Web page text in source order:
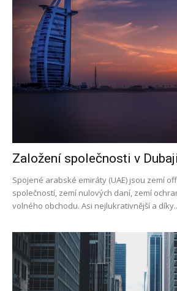
Založení společnosti v Dubaji
Spojené arabské emiráty (UAE) jsou zemí
společností, zemí nulových daní, zemí
volného obchodu. Asi nejlukrativnější a